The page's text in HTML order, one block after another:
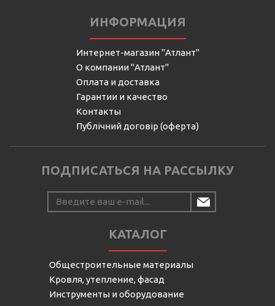
ИНФОРМАЦИЯ
Интернет-магазин "Атлант"
О компании "Атлант"
Оплата и доставка
Гарантии и качество
Контакты
Публічний договір (оферта)
ПОДПИСАТЬСЯ НА РАССЫЛКУ
КАТАЛОГ
Общестроительные материалы
Кровля, утепление, фасад
Инструменты и оборудование